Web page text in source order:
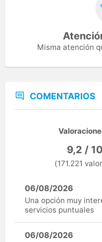
Misma atención
COMENTARIOS
9,2 / 10
(171.221
06/08/2026
Una opción muy
servicios puntuales
06/08/2026